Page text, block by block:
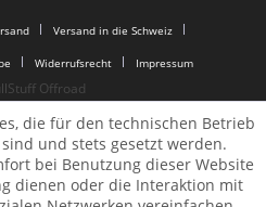
Versand in die Schweiz
Widerrufsrecht Impressum
Offroad
die für den technischen Betrieb
und stets gesetzt werden.
bei Benutzung dieser Website
dienen oder die Interaktion mit